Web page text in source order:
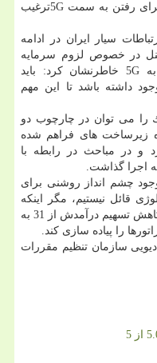
5G نداشته باشد، اپراتورهای ارتباطی برای رفتن به سمت 5Gترغیب
سیار ایران در ادامه
در خصوص لزوم سرمایه
گذاری مشترك اپراتورها برای ورود به 5G خاطرنشان كرد: باید
داشته باشد تا این مهم
را می توان در چارچوب دو
زیرساخت های فراهم شده
و در مباحث در رابطه با
چشم انداز روشنی برای
قائل نیستیم، مگر اینكه
رگولاتوری سیاست های تشویقی نظیر كاهش تسهیم درآمدش از 31 به
سازمان تنظیم مقررات
از 5